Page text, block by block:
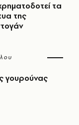
τα
της
γουρούνας